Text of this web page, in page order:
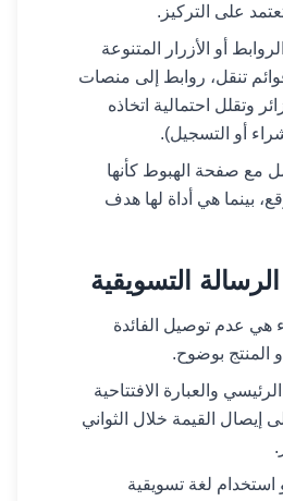
على التركيز.
أو الأزرار المتنوعة
تنقل، روابط إلى منصات
وتقلل احتمالية اتخاذه
أو التسجيل).
مع صفحة الهبوط كأنها
بينما هي أداة لها هدف
هي عدم توصيل الفائدة
المنتج بوضوح.
والعبارة الافتتاحية
القيمة خلال الثواني
لغة تسويقية